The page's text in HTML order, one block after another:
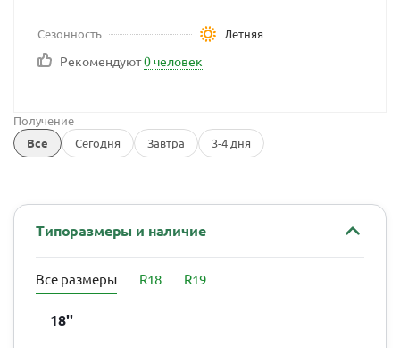
Сезонность Летняя
Рекомендуют0 человек
Получение
Все
Сегодня Завтра 3-4 дня
Типоразмеры и наличие
Все размеры R18 R19
18''